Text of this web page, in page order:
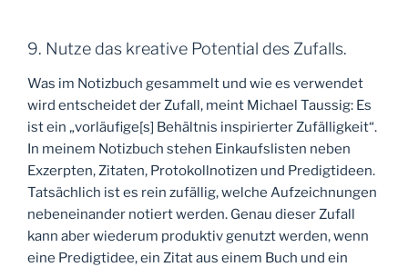
9. Nutze das kreative Potential des Zufalls.
Was im Notizbuch gesammelt und wie es verwendet
wird entscheidet der Zufall, meint Michael Taussig: Es
ist ein „vorläufige[s] Behältnis inspirierter Zufälligkeit“.
In meinem Notizbuch stehen Einkaufslisten neben
Exzerpten, Zitaten, Protokollnotizen und Predigtideen.
Tatsächlich ist es rein zufällig, welche Aufzeichnungen
nebeneinander notiert werden. Genau dieser Zufall
kann aber wiederum produktiv genutzt werden, wenn
eine Predigtidee, ein Zitat aus einem Buch und ein